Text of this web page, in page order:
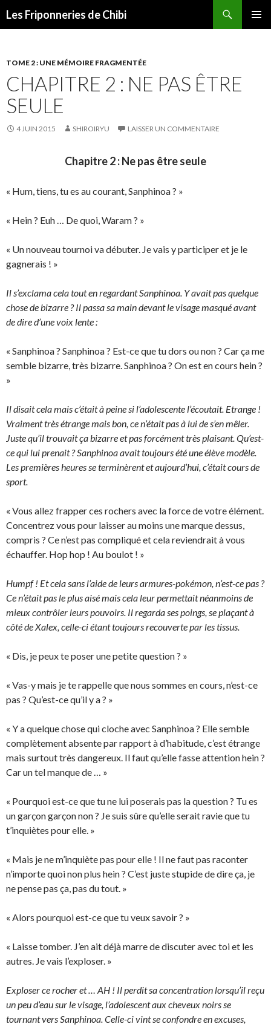
Les Friponneries de Chibi
TOME 2 : UNE MÉMOIRE FRAGMENTÉE
CHAPITRE 2 : NE PAS ÊTRE
SEULE
4 JUIN 2015 SHIROIRYU LAISSER UN COMMENTAIRE
Chapitre 2 : Ne pas être seule
« Hum, tiens, tu es au courant, Sanphinoa ? »
« Hein ? Euh … De quoi, Waram ? »
« Un nouveau tournoi va débuter. Je vais y participer et je le
gagnerais ! »
Il s’exclama cela tout en regardant Sanphinoa. Y avait pas quelque
chose de bizarre ? Il passa sa main devant le visage masqué avant
de dire d’une voix lente :
« Sanphinoa ? Sanphinoa ? Est-ce que tu dors ou non ? Car ça me
semble bizarre, très bizarre. Sanphinoa ? On est en cours hein ?
»
Il disait cela mais c’était à peine si l’adolescente l’écoutait. Etrange !
Vraiment très étrange mais bon, ce n’était pas à lui de s’en mêler.
Juste qu’il trouvait ça bizarre et pas forcément très plaisant. Qu’est-
ce qui lui prenait ? Sanphinoa avait toujours été une élève modèle.
Les premières heures se terminèrent et aujourd’hui, c’était cours de
sport.
« Vous allez frapper ces rochers avec la force de votre élément.
Concentrez vous pour laisser au moins une marque dessus,
compris ? Ce n’est pas compliqué et cela reviendrait à vous
échauffer. Hop hop ! Au boulot ! »
Humpf ! Et cela sans l’aide de leurs armures-pokémon, n’est-ce pas ?
Ce n’était pas le plus aisé mais cela leur permettait néanmoins de
mieux contrôler leurs pouvoirs. Il regarda ses poings, se plaçant à
côté de Xalex, celle-ci étant toujours recouverte par les tissus.
« Dis, je peux te poser une petite question ? »
« Vas-y mais je te rappelle que nous sommes en cours, n’est-ce
pas ? Qu’est-ce qu’il y a ? »
« Y a quelque chose qui cloche avec Sanphinoa ? Elle semble
complètement absente par rapport à d’habitude, c’est étrange
mais surtout très dangereux. Il faut qu’elle fasse attention hein ?
Car un tel manque de … »
« Pourquoi est-ce que tu ne lui poserais pas la question ? Tu es
un garçon garçon non ? Je suis sûre qu’elle serait ravie que tu
t’inquiètes pour elle. »
« Mais je ne m’inquiète pas pour elle ! Il ne faut pas raconter
n’importe quoi non plus hein ? C’est juste stupide de dire ça, je
ne pense pas ça, pas du tout. »
« Alors pourquoi est-ce que tu veux savoir ? »
« Laisse tomber. J’en ait déjà marre de discuter avec toi et les
autres. Je vais l’exploser. »
Exploser ce rocher et … AH ! Il perdit sa concentration lorsqu’il reçu
un peu d’eau sur le visage, l’adolescent aux cheveux noirs se
tournant vers Sanphinoa. Celle-ci vint se confondre en excuses,